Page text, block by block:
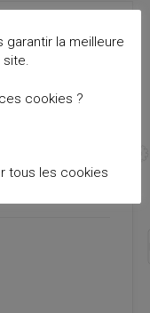
garantir la meilleure
site.
cookies ?
tous les cookies